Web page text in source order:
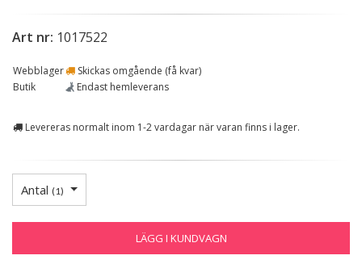
Art nr: 1017522
Webblager
Skickas omgående (få kvar)
Butik
Endast hemleverans
Levereras normalt inom 1-2 vardagar när varan finns i lager.
Antal (1)
LÄGG I KUNDVAGN